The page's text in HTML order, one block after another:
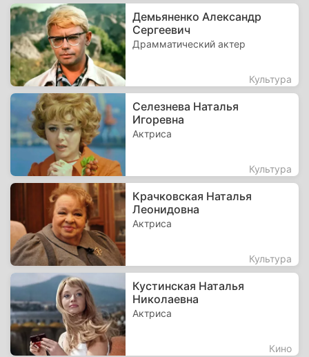
Демьяненко Александр
Сергеевич
Драмматический актер
Культура
Селезнева Наталья
Игоревна
Актриса
Культура
Крачковская Наталья
Леонидовна
Актриса
Культура
Кустинская Наталья
Николаевна
Актриса
Кино